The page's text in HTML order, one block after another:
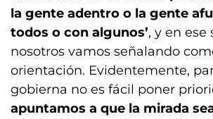
la gente adentro o la gente
todos o con algunos’, y en ese
nosotros vamos señalando
orientación. Evidentemente,
gobierna no es fácil poner
apuntamos a que la mirada